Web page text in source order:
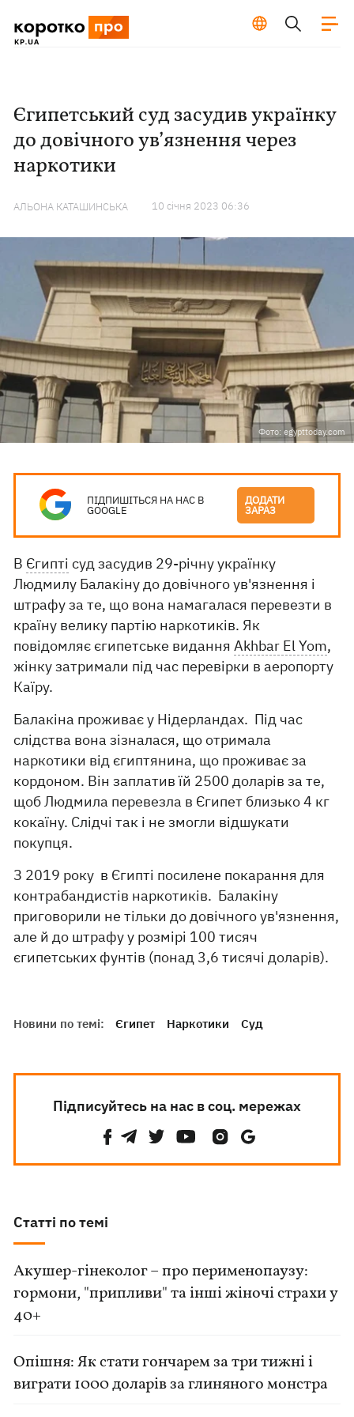
Єгипетський суд засудив українку
до довічного ув’язнення через
наркотики
АЛЬОНА КАТАШИНСЬКА 10 сiчня 2023 06:36
Фото: egypttoday.com
ПІДПИШІТЬСЯ НА НАС В
GOOGLE
ДОДАТИ
ЗАРАЗ
В Єгипті суд засудив 29-річну українку
Людмилу Балакіну до довічного ув'язнення і
штрафу за те, що вона намагалася перевезти в
країну велику партію наркотиків. Як
повідомляє єгипетське виданняAkhbar El Yom,
жінку затримали під час перевірки в аеропорту
Каїру.
Балакіна проживає у Нідерландах. Під час
слідства вона зізналася, що отримала
наркотики від єгиптянина, що проживає за
кордоном. Він заплатив їй 2500 доларів за те,
щоб Людмила перевезла в Єгипет близько 4 кг
кокаїну. Слідчі так і не змогли відшукати
покупця.
З 2019 року в Єгипті посилене покарання для
контрабандистів наркотиків. Балакіну
приговорили не тільки до довічного ув'язнення,
але й до штрафу у розмірі 100 тисяч
єгипетських фунтів (понад 3,6 тисячі доларів).
Новини по темі: Єгипет Наркотики Суд
Підписуйтесь на нас в соц. мережах
Статті по темі
Акушер-гінеколог – про перименопаузу:
гормони, "припливи" та інші жіночі страхи у
40+
Опішня: Як стати гончарем за три тижні і
виграти 1000 доларів за глиняного монстра